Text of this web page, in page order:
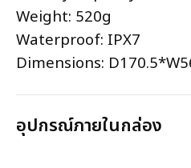
Weight: 520g
Waterproof: IPX7
Dimensions:
อุปกรณ์ภายในกล่อง